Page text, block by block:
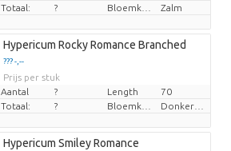
Totaal:
? Zalm
Hypericum Rocky Romance Branched
??? -,--
Prijs per stuk
Aantal
? Length
70
Totaal:
?
Hypericum Smiley Romance